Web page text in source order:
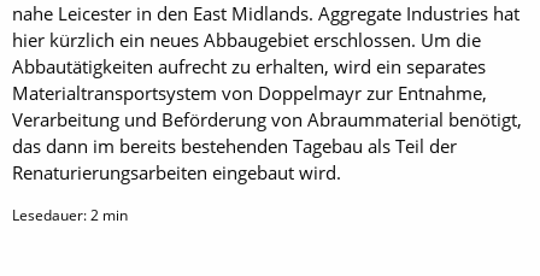
nahe Leicester in den East Midlands. Aggregate Industries hat
hier kürzlich ein neues Abbaugebiet erschlossen. Um die
Abbautätigkeiten aufrecht zu erhalten, wird ein separates
Materialtransportsystem von Doppelmayr zur Entnahme,
Verarbeitung und Beförderung von Abraummaterial benötigt,
das dann im bereits bestehenden Tagebau als Teil der
Renaturierungsarbeiten eingebaut wird.
Lesedauer:2 min